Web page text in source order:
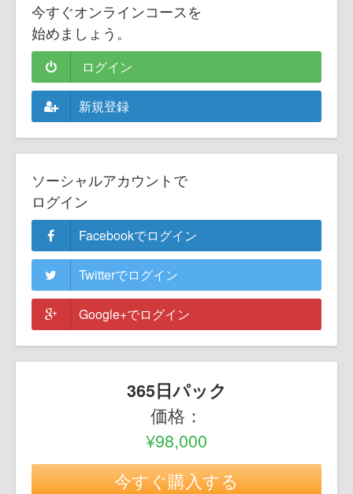
今すぐオンラインコースを
始めましょう。
ログイン
新規登録
ソーシャルアカウントで
ログイン
Facebookでログイン
Twitterでログイン
Google+でログイン
365日パック
価格：
¥98,000
今すぐ購入する